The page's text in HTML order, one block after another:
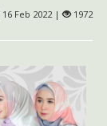
16 Feb 2022 | 1972